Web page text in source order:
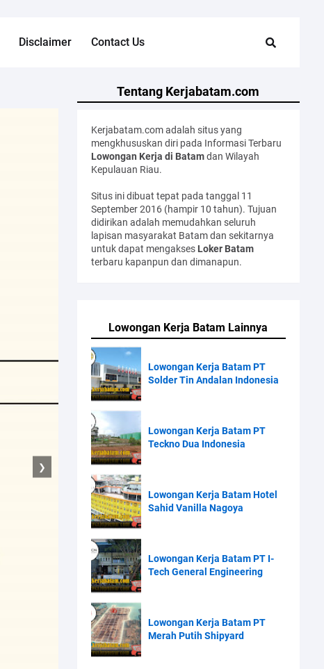
Disclaimer Contact Us
❯
Tentang Kerjabatam.com
Kerjabatam.com adalah situs yang
mengkhususkan diri pada Informasi Terbaru
Lowongan Kerja di Batamdan Wilayah
Kepulauan Riau.
Situs ini dibuat tepat pada tanggal 11
September 2016 (hampir 10 tahun). Tujuan
didirikan adalah memudahkan seluruh
lapisan masyarakat Batam dan sekitarnya
untuk dapat mengakses Loker Batam
terbaru kapanpun dan dimanapun.
Lowongan Kerja Batam Lainnya
Lowongan Kerja Batam PT
Solder Tin Andalan Indonesia
Lowongan Kerja Batam PT
Teckno Dua Indonesia
Lowongan Kerja Batam Hotel
Sahid Vanilla Nagoya
Lowongan Kerja Batam PT I-
Tech General Engineering
Lowongan Kerja Batam PT
Merah Putih Shipyard